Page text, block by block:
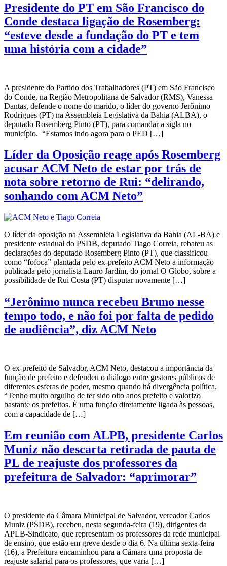
Presidente do PT em São Francisco do
Conde destaca ligação de Rosemberg:
“esteve desde a fundação do PT e tem
uma história com a cidade”
A presidente do Partido dos Trabalhadores (PT) em São Francisco
do Conde, na Região Metropolitana de Salvador (RMS), Vanessa
Dantas, defende o nome do marido, o líder do governo Jerônimo
Rodrigues (PT) na Assembleia Legislativa da Bahia (ALBA), o
deputado Rosemberg Pinto (PT), para comandar a sigla no
município. “Estamos indo agora para o PED […]
Líder da Oposição reage após Rosemberg
acusar ACM Neto de estar por trás de
nota sobre retorno de Rui: “delirando,
sonhando com ACM Neto”
O líder da oposição na Assembleia Legislativa da Bahia (AL-BA) e
presidente estadual do PSDB, deputado Tiago Correia, rebateu as
declarações do deputado Rosemberg Pinto (PT), que classificou
como “fofoca” plantada pelo ex-prefeito ACM Neto a informação
publicada pelo jornalista Lauro Jardim, do jornal O Globo, sobre a
possibilidade de Rui Costa (PT) disputar novamente […]
“Jerônimo nunca recebeu Bruno nesse
tempo todo, e não foi por falta de pedido
de audiência”, diz ACM Neto
O ex-prefeito de Salvador, ACM Neto, destacou a importância da
função de prefeito e defendeu o diálogo entre gestores públicos de
diferentes esferas de poder, mesmo quando há divergência política.
“Tenho muito orgulho de ter sido oito anos prefeito e valorizo
bastante os prefeitos. É uma função diretamente ligada às pessoas,
com a capacidade de […]
Em reunião com ALPB, presidente Carlos
Muniz não descarta retirada de pauta de
PL de reajuste dos professores da
prefeitura de Salvador: “aprimorar”
O presidente da Câmara Municipal de Salvador, vereador Carlos
Muniz (PSDB), recebeu, nesta segunda-feira (19), dirigentes da
APLB-Sindicato, que representam os professores da rede municipal
de ensino, que estão em greve desde o dia 6. Na última sexta-feira
(16), a Prefeitura encaminhou para a Câmara uma proposta de
reajuste salarial para os professores, que varia […]